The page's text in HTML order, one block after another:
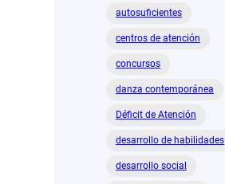
autosuficientes
centros de atención
concursos
danza contemporánea
Déficit de Atención
desarrollo de habilidades
desarrollo social